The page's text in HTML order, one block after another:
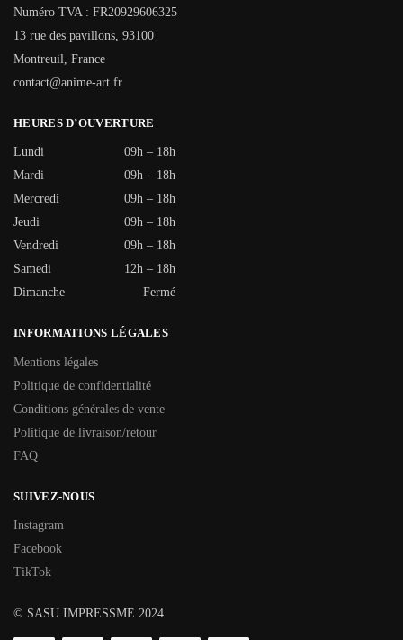
Numéro TVA : FR20929606325
13 rue des pavillons, 93100
Montreuil, France
contact@anime-art.fr
HEURES D’OUVERTURE
Lundi
09h – 18h
Mardi
09h – 18h
Mercredi
09h – 18h
Jeudi
09h – 18h
Vendredi
09h – 18h
Samedi
12h – 18h
Dimanche
Fermé
INFORMATIONS LÉGALES
Mentions légales
Politique de confidentialité
Conditions générales de vente
Politique de livraison/retour
FAQ
SUIVEZ-NOUS
Instagram
Facebook
TikTok
© SASU IMPRESSME 2024